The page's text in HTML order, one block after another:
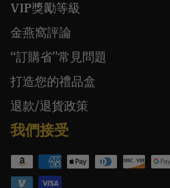
VIP獎勵等級
金燕窩評論
“訂購省”常見問題
打造您的禮品盒
退款/退貨政策
我們接受